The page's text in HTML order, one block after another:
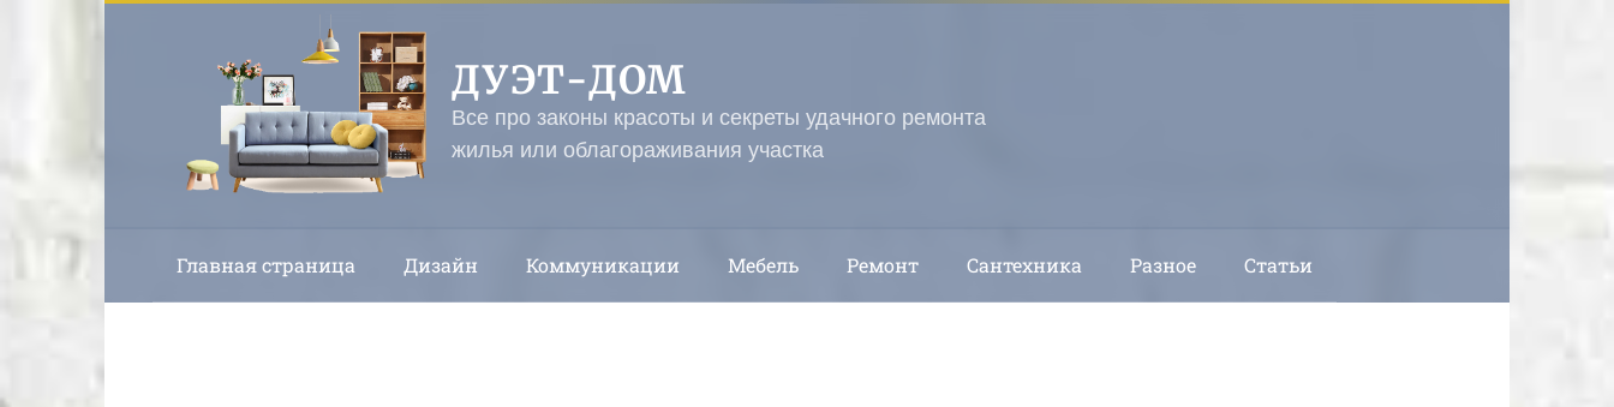
ДУЭТ-ДОМ
Все про законы красоты и секреты удачного ремонта
жилья или облагораживания участка
Главная страница Дизайн Коммуникации Мебель Ремонт Сантехника Разное Статьи